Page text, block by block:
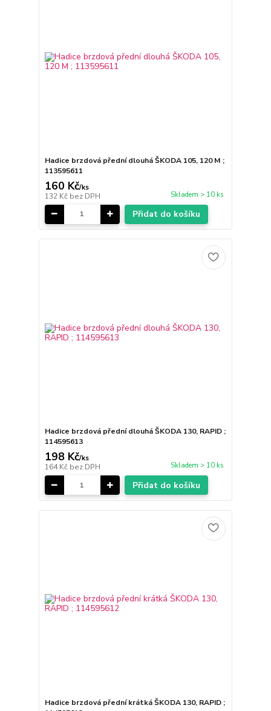
Hadice brzdová přední dlouhá ŠKODA 105, 120 M ;
113595611
160 Kč/ks
132 Kč bez DPH Skladem > 10 ks
Přidat do košíku
Hadice brzdová přední dlouhá ŠKODA 130, RAPID ;
114595613
198 Kč/ks
164 Kč bez DPH Skladem > 10 ks
Přidat do košíku
Hadice brzdová přední krátká ŠKODA 130, RAPID ;